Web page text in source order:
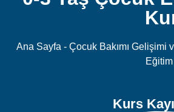
Ana Sayfa - Çocuk Bakımı Gelişimi
Kurs